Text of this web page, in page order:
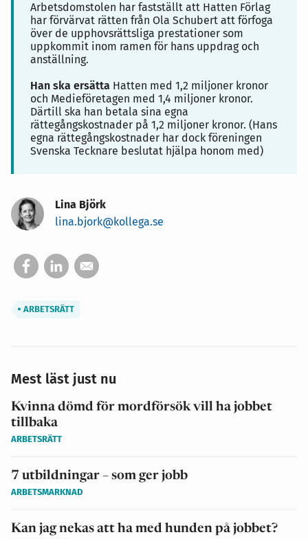
Arbetsdomstolen har fastställt att Hatten Förlag
har förvärvat rätten från Ola Schubert att förfoga
över de upphovsrättsliga prestationer som
uppkommit inom ramen för hans uppdrag och
anställning.
Han ska ersätta Hatten med 1,2 miljoner kronor
och Medieföretagen med 1,4 miljoner kronor.
Därtill ska han betala sina egna
rättegångskostnader på 1,2 miljoner kronor. (Hans
egna rättegångskostnader har dock föreningen
Svenska Tecknare beslutat hjälpa honom med)
Lina Björk
lina.bjork@kollega.se
ARBETSRÄTT
Mest läst just nu
Kvinna dömd för mordförsök vill ha jobbet
tillbaka
ARBETSRÄTT
7 utbildningar – som ger jobb
ARBETSMARKNAD
Kan jag nekas att ha med hunden på jobbet?